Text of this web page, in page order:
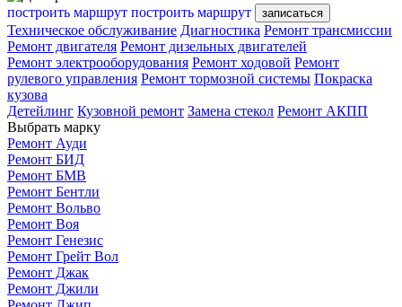
построить маршрут построить маршрут записаться
Техническое обслуживание Диагностика Ремонт трансмиссии
Ремонт двигателя Ремонт дизельных двигателей
Ремонт электрооборудования Ремонт ходовой Ремонт
рулевого управления Ремонт тормозной системы Покраска
кузова
Детейлинг Кузовной ремонт Замена стекол Ремонт АКПП
Выбрать марку
Ремонт Ауди
Ремонт БИД
Ремонт БМВ
Ремонт Бентли
Ремонт Вольво
Ремонт Воя
Ремонт Генезис
Ремонт Грейт Вол
Ремонт Джак
Ремонт Джили